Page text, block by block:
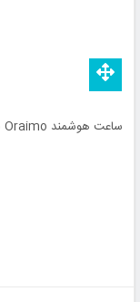
ساعت هوشمند Oraimo مدل OSW-16 - نقره ای